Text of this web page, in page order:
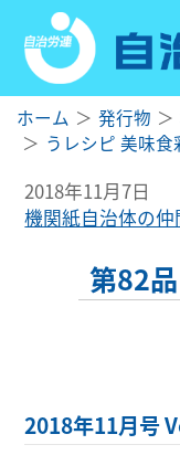
ホーム 発行物
うレシピ 美味食
2018年11月7日
機関紙自治体の仲
第82
2018年11月号